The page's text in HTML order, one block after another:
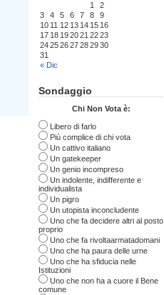
« Dic
1
2
3
4 5 6 7 8
9
10 11 12 13 14 15 16
17 18 192021 2223
24252627282930
31
Sondaggio
Chi Non Vota è:
Libero di farlo
Più complice di chi vota
Un cattivo italiano
Un gatekeeper
Un genio incompreso
Un indolente, indifferente e
individualista
Un pigro
Un utopista inconcludente
Uno che fa decidere altri al posto
proprio
Uno che fa rivoltaarmatadomani
Uno che ha paura delle urne
Uno che ha sfiducia nelle
Istituzioni
Uno che non ha a cuore il Bene
comune